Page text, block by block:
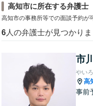
高知市に所在する弁護士
高知市の事務所等での面談予約が
6 人の弁護士が見つかり
市
やい
高
事前